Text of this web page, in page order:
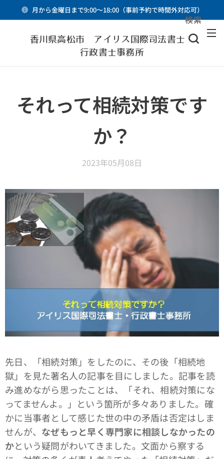
月から金曜日まで9:00～18:00（事前予約で時間外対応可）
香川県高松市 アイリス国際司法書士・
行政書士事務所
検索
それって相続対策です
か？
2023年05月08日
先日、「相続対策」をしたのに、その後「相続地
獄」を見た著名人の記事を目にしました。記事を読
み進めながら思ったことは、「それ、相続対策にな
ってませんよ。」という箇所が多々ありました。確
かに当事者として感じた世の中の矛盾は否定はしま
せんが、 なぜもっと早く専門家に相談しなかったの
かという疑問がわいてきました。文面から察する